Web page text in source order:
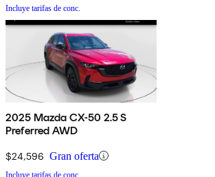
Incluye tarifas de conc.
2025 Mazda CX-50 2.5 S
Preferred AWD
$24,596 Gran oferta
Incluye tarifas de conc.